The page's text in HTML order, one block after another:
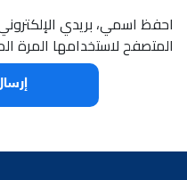
احفظ اسمي، بريدي
المتصفح لاستخدامها المرة